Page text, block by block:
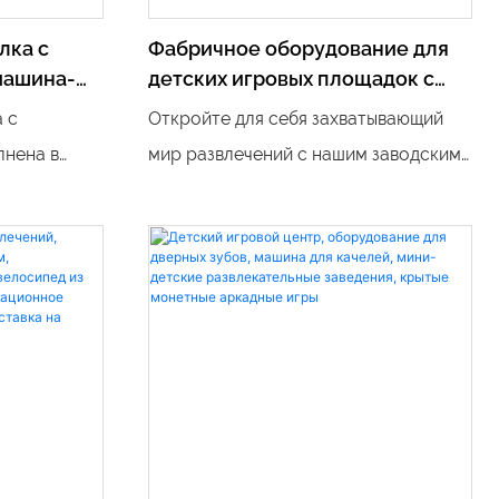
с
с
в
элемент
Фабричное оборудование для
детских игровых площадок с
монетоприемником, детские
аркадный игровой автомат
Откройте для себя захватывающий
мир развлечений с нашим заводским
площадок с монетоприемником,
электрическими качелями и
игровыми автоматами. Эти продукты